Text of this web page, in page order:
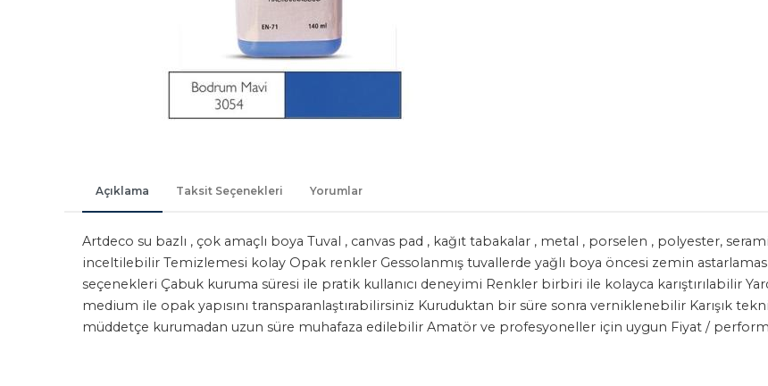
Açıklama Taksit Seçenekleri Yorumlar
Artdeco su bazlı , çok amaçlı boya Tuval , canvas pad , kağıt tabakalar , metal , porselen , polyester,
inceltilebilir Temizlemesi kolay Opak renkler Gessolanmış tuvallerde yağlı boya öncesi zemin
seçenekleri Çabuk kuruma süresi ile pratik kullanıcı deneyimi Renkler birbiri ile kolayca karıştırılabilir
medium ile opak yapısını transparanlaştırabilirsiniz Kuruduktan bir süre sonra verniklenebilir Karışık
müddetçe kurumadan uzun süre muhafaza edilebilir Amatör ve profesyoneller için uygun Fiyat /